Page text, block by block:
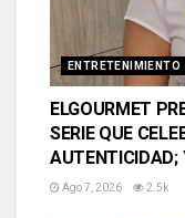
ENTRETENIMIENTO
ELGOURMET
SERIE QUE
AUTENTICIDAD;
Ago 7, 2026 2.5k